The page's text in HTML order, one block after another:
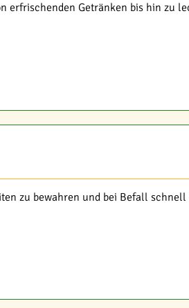
erfrischenden Getränken bis hin zu
zu bewahren und bei Befall